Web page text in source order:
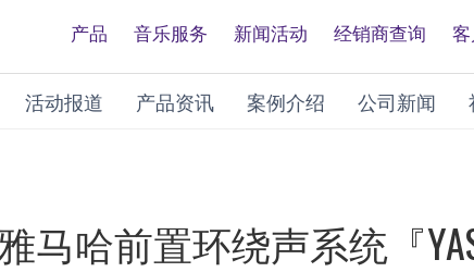
产品 音乐服务 新闻活动 经销商查询
活动报道 产品资讯 案例介绍 公司新闻
马哈前置环绕声系统『